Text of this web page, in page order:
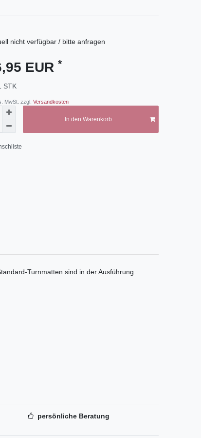
nicht verfügbar / bitte anfragen
EUR *
STK
MwSt. zzgl. Versandkosten
In den Warenkorb
Turnmatten sind in der Ausführung
persönliche Beratung